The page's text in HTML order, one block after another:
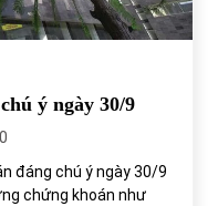
ý ngày 30/9
đáng chú ý ngày 30/9
chứng khoán như